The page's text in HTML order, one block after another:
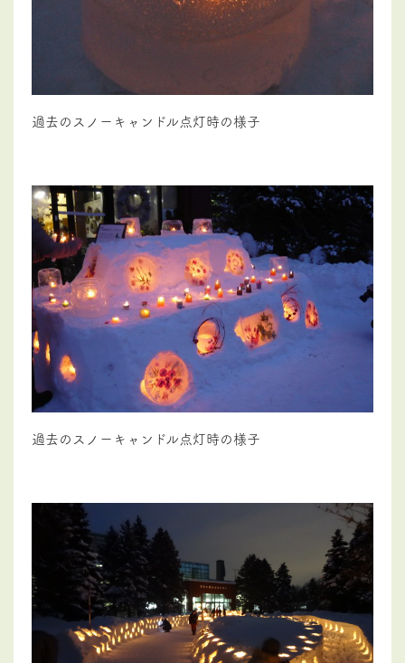
過去のスノーキャンドル点灯時の様子
過去のスノーキャンドル点灯時の様子